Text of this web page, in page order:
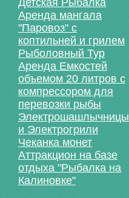
Детская Рыбалка
Аренда мангала
"Паровоз" с
коптильней и грилем
Рыболовный Тур
Аренда Емкостей
объемом 20 литров с
компрессором для
перевозки рыбы
Электрошашлычницы
и Электрогрили
Чеканка монет
Аттракцион на базе
отдыха "Рыбалка на
Калиновке"